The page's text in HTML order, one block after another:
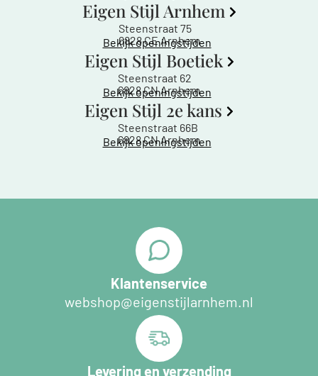
Eigen Stijl Arnhem
Steenstraat 75
6828 CE Arnhem
Bekijk openingstijden
Eigen Stijl Boetiek
Steenstraat 62
6828 CN Arnhem
Bekijk openingstijden
Eigen Stijl 2e kans
Steenstraat 66B
6828 CN Arnhem
Bekijk openingstijden
Klantenservice
webshop@eigenstijlarnhem.nl
Levering en verzending